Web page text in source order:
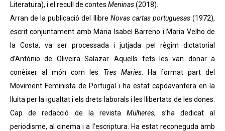
Literatura), i el recull de contes Meninas(2018).
Arran de la publicació del llibre Novas cartas portuguesas(1972),
escrit conjuntament amb Maria Isabel Barreno i Maria Velho de
la Costa, va ser processada i jutjada pel règim dictatorial
d’António de Oliveira Salazar. Aquells fets les van donar a
conèixer al món com les Tres Maries. Ha format part del
Moviment Feminista de Portugal i ha estat capdavantera en la
lluita per la igualtat i els drets laborals i les llibertats de les dones.
Cap de redacció de la revistaMulheres, s’ha dedicat al
periodisme, al cinema i a l’escriptura. Ha estat reconeguda amb